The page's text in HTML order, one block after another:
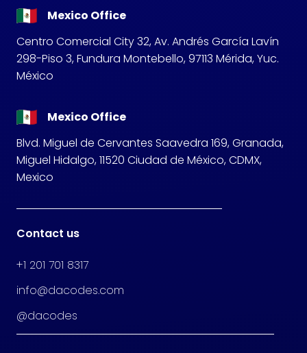
Mexico Office
Centro Comercial City 32, Av. Andrés García Lavín
298-Piso 3, Fundura Montebello, 97113 Mérida, Yuc.
México
Mexico Office
Blvd. Miguel de Cervantes Saavedra 169, Granada,
Miguel Hidalgo, 11520 Ciudad de México, CDMX,
Mexico
Contact us
+1 201 701 8317
info@dacodes.com
@dacodes